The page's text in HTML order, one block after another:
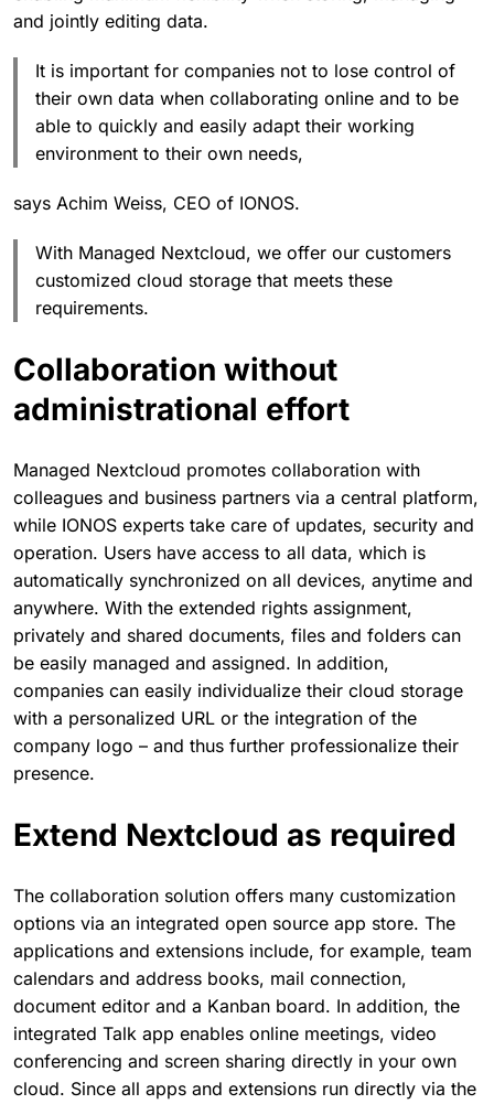
and jointly editing data.
It is important for companies not to lose control of
their own data when collaborating online and to be
able to quickly and easily adapt their working
environment to their own needs,
says Achim Weiss, CEO of IONOS.
With Managed Nextcloud, we offer our customers
customized cloud storage that meets these
requirements.
Collaboration without
administrational effort
Managed Nextcloud promotes collaboration with
colleagues and business partners via a central platform,
while IONOS experts take care of updates, security and
operation. Users have access to all data, which is
automatically synchronized on all devices, anytime and
anywhere. With the extended rights assignment,
privately and shared documents, files and folders can
be easily managed and assigned. In addition,
companies can easily individualize their cloud storage
with a personalized URL or the integration of the
company logo – and thus further professionalize their
presence.
Extend Nextcloud as required
The collaboration solution offers many customization
options via an integrated open source app store. The
applications and extensions include, for example, team
calendars and address books, mail connection,
document editor and a Kanban board. In addition, the
integrated Talk app enables online meetings, video
conferencing and screen sharing directly in your own
cloud. Since all apps and extensions run directly via the